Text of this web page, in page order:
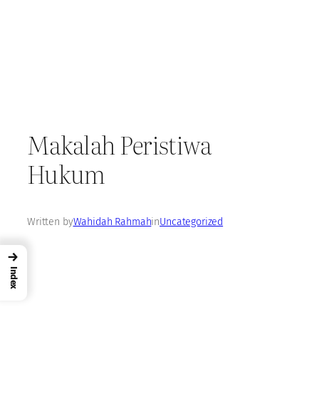
Makalah Peristiwa
Hukum
Written byWahidah RahmahinUncategorized
→
Index